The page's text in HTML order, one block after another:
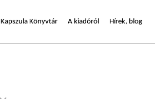
Kapszula Könyvtár A kiadóról Hírek, blog